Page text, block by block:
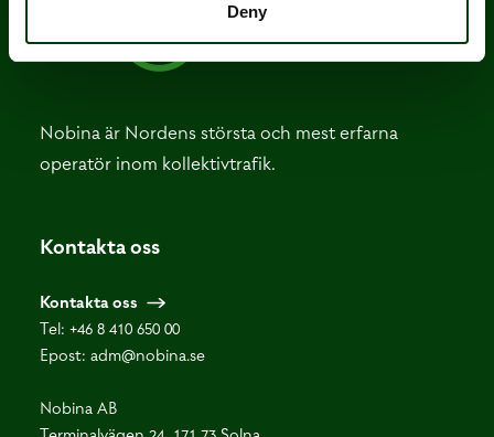
Deny
Nobina är Nordens största och mest erfarna
operatör inom kollektivtrafik.
Kontakta oss
Kontakta oss
Tel: +46 8 410 650 00
Epost: adm@nobina.se
Nobina AB